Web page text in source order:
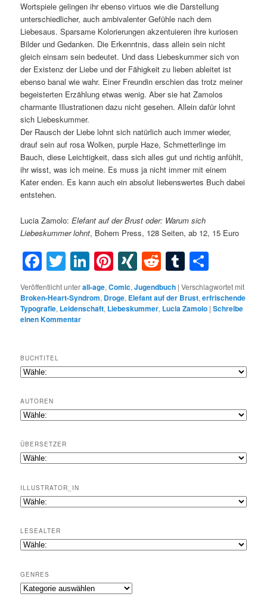
Wortspiele gelingen ihr ebenso virtuos wie die Darstellung
unterschiedlicher, auch ambivalenter Gefühle nach dem
Liebesaus. Sparsame Kolorierungen akzentuieren ihre kuriosen
Bilder und Gedanken. Die Erkenntnis, dass allein sein nicht
gleich einsam sein bedeutet. Und dass Liebeskummer sich von
der Existenz der Liebe und der Fähigkeit zu lieben ableitet ist
ebenso banal wie wahr. Einer Freundin erschien das trotz meiner
begeisterten Erzählung etwas wenig. Aber sie hat Zamolos
charmante Illustrationen dazu nicht gesehen. Allein dafür lohnt
sich Liebeskummer.
Der Rausch der Liebe lohnt sich natürlich auch immer wieder,
drauf sein auf rosa Wolken, purple Haze, Schmetterlinge im
Bauch, diese Leichtigkeit, dass sich alles gut und richtig anfühlt,
ihr wisst, was ich meine. Es muss ja nicht immer mit einem
Kater enden. Es kann auch ein absolut liebenswertes Buch dabei
entstehen.
Lucia Zamolo:Elefant auf der Brust oder: Warum sich
Liebeskummer lohnt, Bohem Press, 128 Seiten, ab 12, 15 Euro
Facebook
Twitter
LinkedIn
Pinterest
XINGRedditTumblr
Veröffentlicht unterall-age,Comic,Jugendbuch |Verschlagwortet mit
Broken-Heart-Syndrom, Droge, Elefant auf der Brust,erfrischende
Typografie, Leidenschaft, Liebeskummer, Lucia Zamolo |Schreibe
einen Kommentar
BUCHTITEL
AUTOREN
ÜBERSETZER
ILLUSTRATOR_IN
LESEALTER
GENRES
Genres